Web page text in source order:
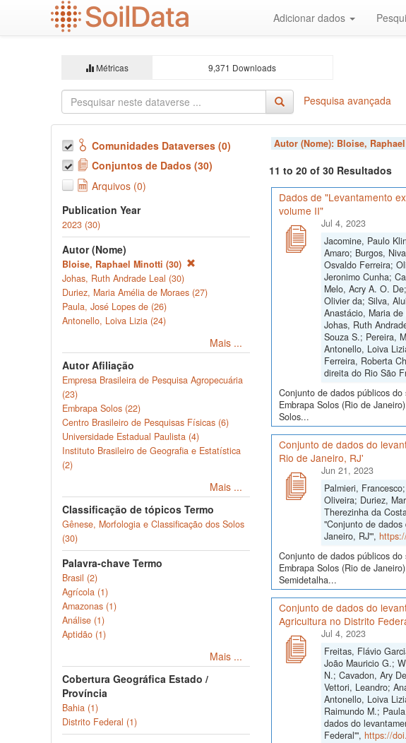
Adicionar dados
Métricas 9,371 Downloads
Pesquisa avançada
Comunidades Dataverses (0)
Conjuntos de Dados (30)
Arquivos (0)
Publication Year
2023 (30)
Autor (Nome)
Bloise, Raphael Minotti (30)
Johas, Ruth Andrade Leal (30)
Duriez, Maria Amélia de Moraes (27)
Paula, José Lopes de (26)
Antonello, Loiva Lizia (24)
Mais ...
Autor Afiliação
Empresa Brasileira de Pesquisa Agropecuária
(23)
Embrapa Solos (22)
Centro Brasileiro de Pesquisas Físicas (6)
Universidade Estadual Paulista (4)
Instituto Brasileiro de Geografia e Estatística
(2)
Mais ...
Classificação de tópicos Termo
Gênese, Morfologia e Classificação dos Solos
(30)
Palavra-chave Termo
Brasil (2)
Agrícola (1)
Amazonas (1)
Análise (1)
Aptidão (1)
Mais ...
Cobertura Geográfica Estado /
Província
Bahia (1)
Distrito Federal (1)
Autor (Nome): Bloise,
11 to 20 of 30 Resultados
Dados de "Levantamento
volume II"
Jul 4, 2023
Jacomine, Paulo
Amaro; Burgos,
Osvaldo Ferreira;
Jeronimo Cunha;
Melo, Acry A. O.
Olivier da; Silva,
Anastácio, Maria
Johas, Ruth
Souza S.; Pereira,
Antonello, Loiva
Ferreira, Roberta
direita do Rio São
Conjunto de dados públicos
Embrapa Solos (Rio de
Solos...
Conjunto de dados do
Rio de Janeiro, RJ'
Jun 21, 2023
Palmieri,
Oliveira; Duriez,
Therezinha da
"Conjunto de
Janeiro, RJ'",
Conjunto de dados públicos
Embrapa Solos (Rio de
Semidetalha...
Conjunto de dados do
Agricultura no Distrito
Jul 4, 2023
Freitas, Flávio
João Mauricio G.;
N.; Cavadon, Ary
Vettori, Leandro;
Antonello, Loiva
Raimundo M.;
dados do
Federal'", https://